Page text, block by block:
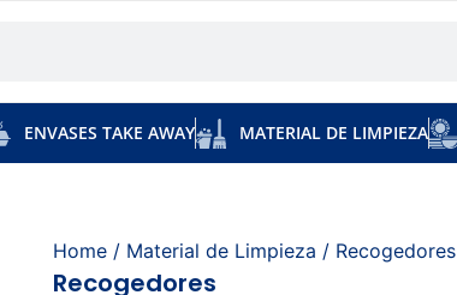
ENVASES TAKE AWAY MATERIAL DE LIMPIEZA
Home / Material de Limpieza / Recogedores
Recogedores